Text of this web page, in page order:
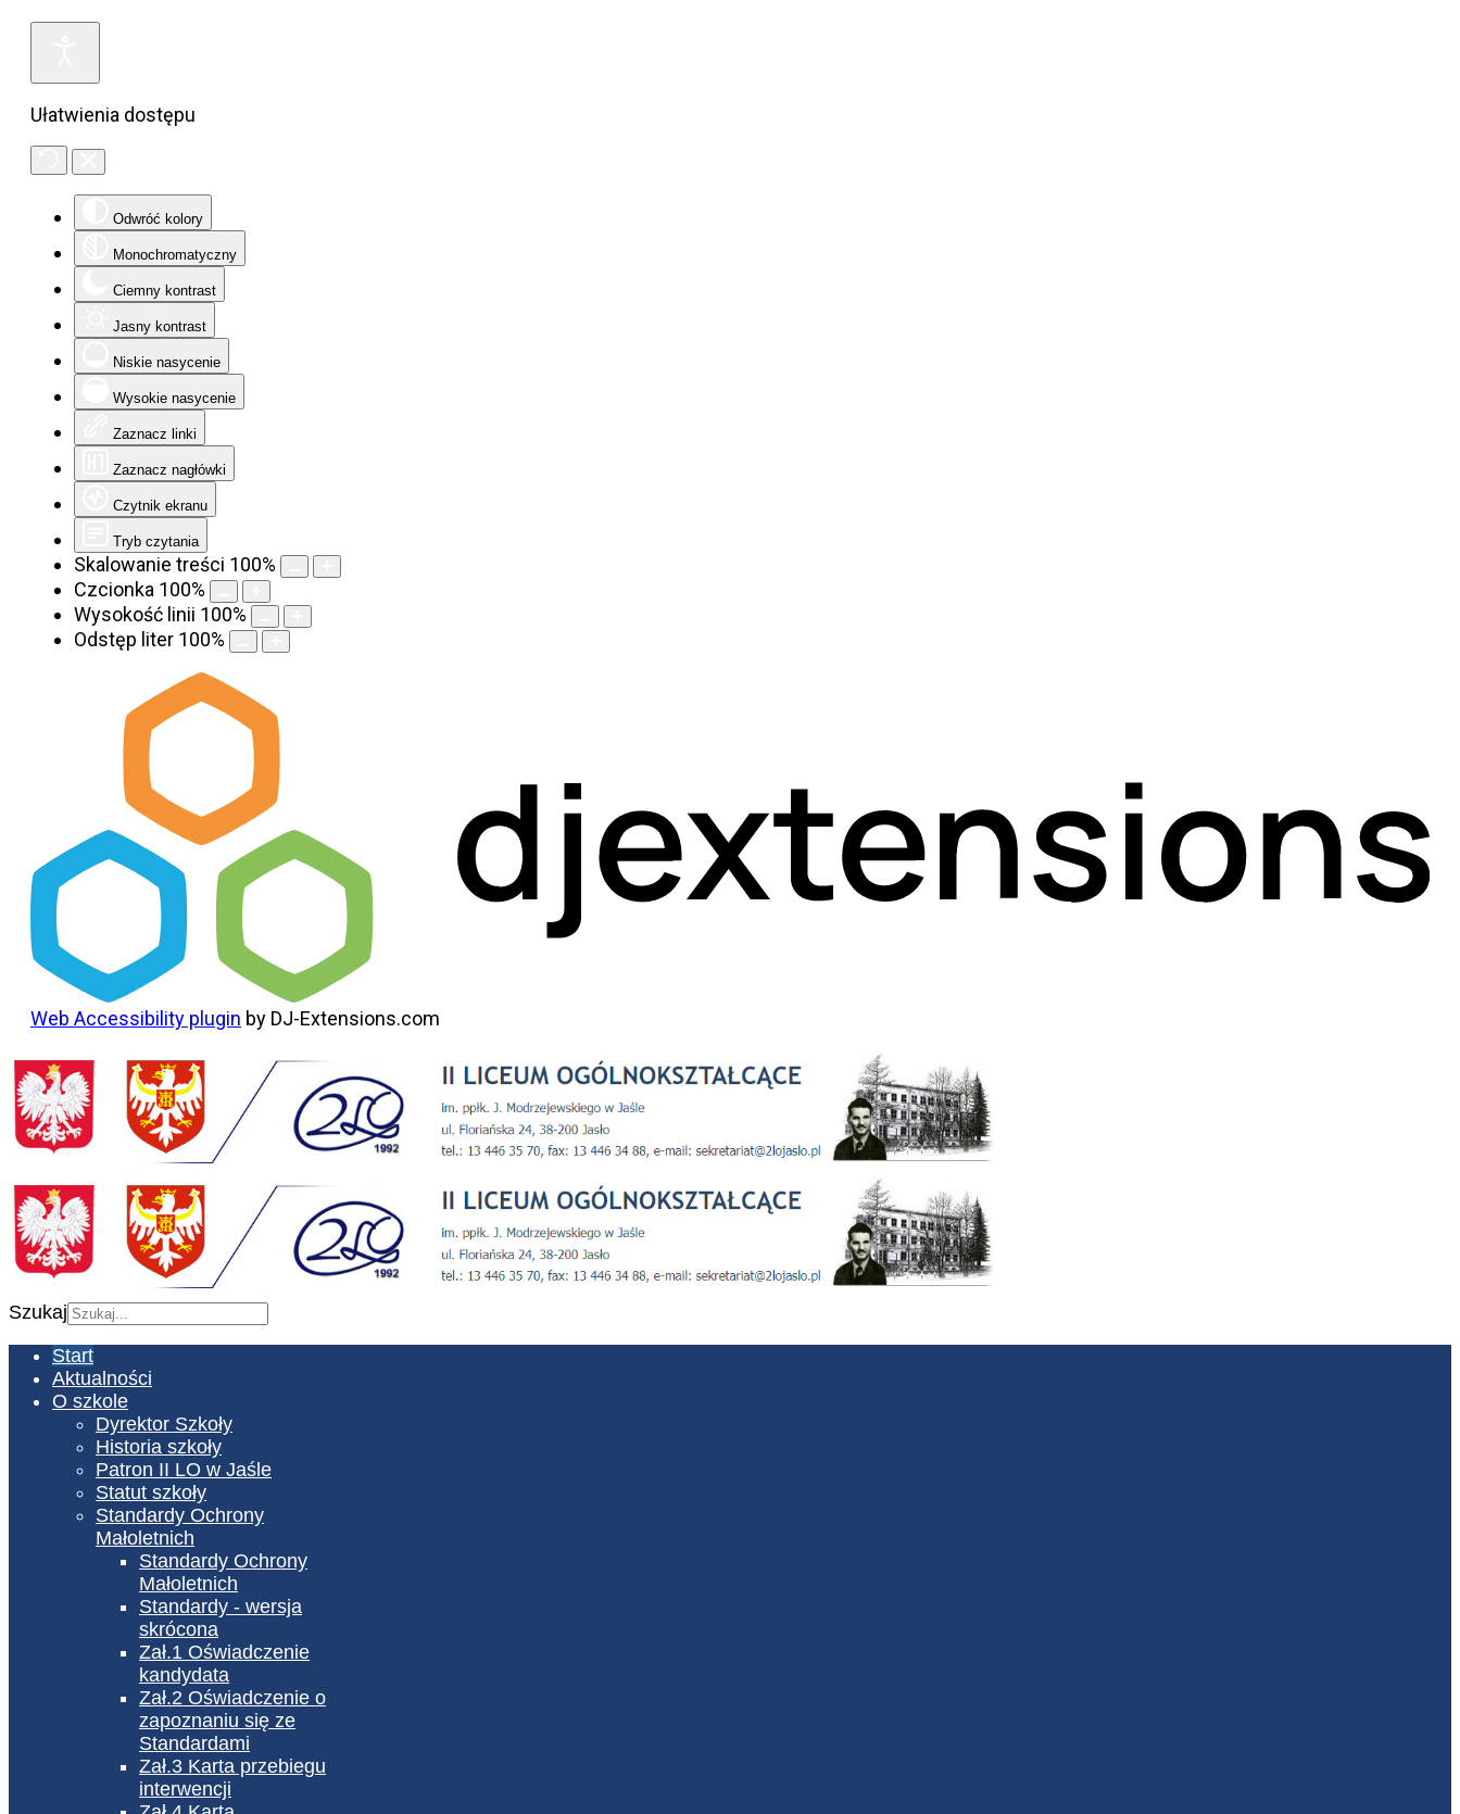
Ułatwienia dostępu
Odwróć kolory
Monochromatyczny
Ciemny kontrast
Jasny kontrast
Niskie nasycenie
Wysokie nasycenie
Zaznacz linki
Zaznacz nagłówki
Czytnik ekranu
Tryb czytania
Skalowanie treści 100%
Czcionka 100%
Wysokość linii 100%
Odstęp liter 100%
Web Accessibility plugin by DJ-Extensions.com
Szukaj
Start
Aktualności
O szkole
Dyrektor Szkoły
Historia szkoły
Patron II LO w Jaśle
Statut szkoły
Standardy Ochrony
Małoletnich
Standardy Ochrony
Małoletnich
Standardy - wersja
skrócona
Zał.1 Oświadczenie
kandydata
Zał.2 Oświadczenie o
zapoznaniu się ze
Standardami
Zał.3 Karta przebiegu
interwencji